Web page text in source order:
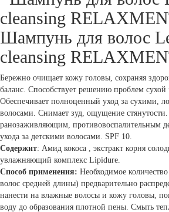
Шампунь для волос
cleansing
Бережно очищает кожу головы, сохраняя
баланс. Способствует решению проблем сухой
Обеспечивает полноценный уход за сухими,
волосами. Снимает зуд, ощущение стянутости.
ранозаживляющим, противовоспалительным
ухода за детскими волосами. SPF 10.
Содержит: Амид кокоса , экстракт корня
увлажняющий комплекс Lipidure.
Способ применения: Необходимое
волос средней длины) предварительно
нанести на влажные волосы и кожу головы,
воду до образования плотной пены. Смыть